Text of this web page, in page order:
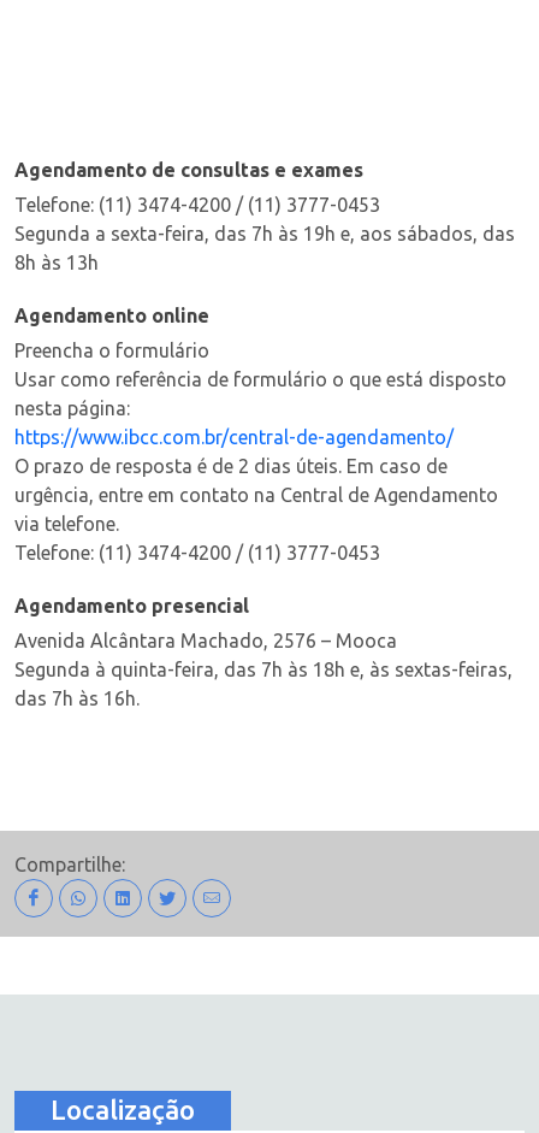
Agendamento de consultas e exames
Telefone: (11) 3474-4200 / (11) 3777-0453
Segunda a sexta-feira, das 7h às 19h e, aos sábados, das
8h às 13h
Agendamento online
Preencha o formulário
Usar como referência de formulário o que está disposto
nesta página:
https://www.ibcc.com.br/central-de-agendamento/
O prazo de resposta é de 2 dias úteis. Em caso de
urgência, entre em contato na Central de Agendamento
via telefone.
Telefone: (11) 3474-4200 / (11) 3777-0453
Agendamento presencial
Avenida Alcântara Machado, 2576 – Mooca
Segunda à quinta-feira, das 7h às 18h e, às sextas-feiras,
das 7h às 16h.
Compartilhe:
Localização